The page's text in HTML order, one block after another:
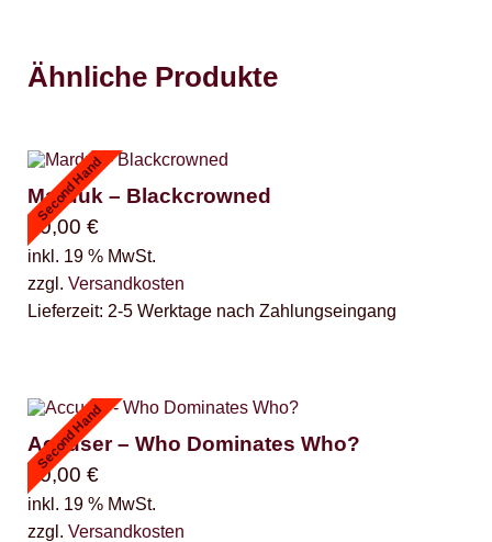
Ähnliche Produkte
Second Hand
Marduk – Blackcrowned
30,00 €
inkl. 19 % MwSt.
zzgl. Versandkosten
Lieferzeit: 2-5 Werktage nach Zahlungseingang
Second Hand
Accuser – Who Dominates Who?
30,00 €
inkl. 19 % MwSt.
zzgl. Versandkosten